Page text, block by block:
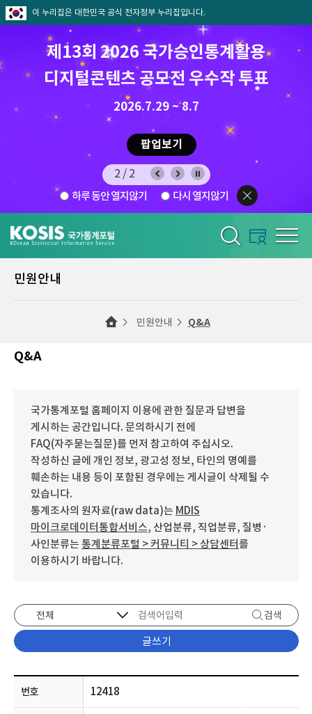
이 누리집은 대한민국 공식 전자정부 누리집입니다.
제13회 2026 국가승인통계활용
디지털콘텐츠 공모전 우수작 투표
2026.7.29 ~ 8.7
팝업보기
8월 통계찾기 퀴즈이벤트
8.7.(금) ~ 8.21.(금)
2/2
하루 동안 열지않기 다시 열지않기
민원안내
민원안내 Q&A
Q&A
국가통계포털 홈페이지 이용에 관한 질문과 답변을
게시하는 공간입니다. 문의하시기 전에
FAQ(자주묻는질문)를 먼저 참고하여 주십시오.
작성하신 글에 개인 정보, 광고성 정보, 타인의 명예를
훼손하는 내용 등이 포함된 경우에는 게시글이 삭제될 수
있습니다.
통계조사의 원자료(raw data)는 MDIS
마이크로데이터통합서비스, 산업분류, 직업분류, 질병·
사인분류는 통계분류포털 > 커뮤니티 > 상담센터를
이용하시기 바랍니다.
검색
글쓰기
12418